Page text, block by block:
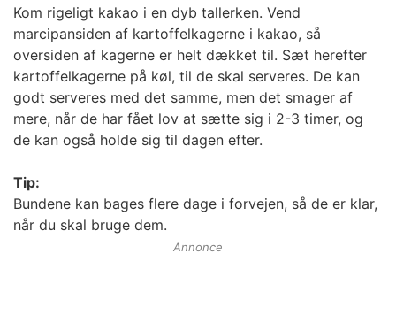
Kom rigeligt kakao i en dyb tallerken. Vend
marcipansiden af kartoffelkagerne i kakao, så
oversiden af kagerne er helt dækket til. Sæt herefter
kartoffelkagerne på køl, til de skal serveres. De kan
godt serveres med det samme, men det smager af
mere, når de har fået lov at sætte sig i 2-3 timer, og
de kan også holde sig til dagen efter.
Tip:
Bundene kan bages flere dage i forvejen, så de er klar,
når du skal bruge dem.
Annonce